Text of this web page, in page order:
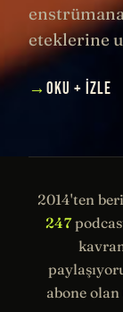
eteklerine
→ OKU + İZLE
2014'ten beri
247
abone olan